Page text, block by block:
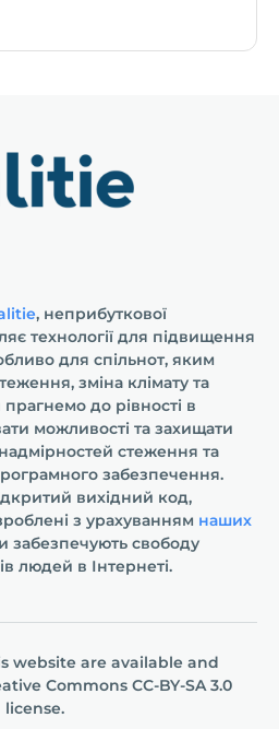
, неприбуткової
технології для підвищення
для спільнот, яким
зміна клімату та
до рівності в
можливості та захищати
стеження та
забезпечення.
вихідний код,
з урахуванням наших
забезпечують свободу
людей в Інтернеті.
website are available and
Commons СС-BY-SA 3.0
license.